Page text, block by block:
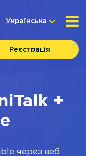
Українська
Реєстрація
+
через веб